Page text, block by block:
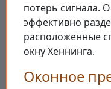
потерь сигнала.
эффективно
расположенные
окну Хеннинга.
Оконное